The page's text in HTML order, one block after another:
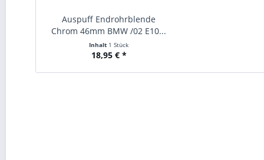
Auspuff Endrohrblende
Chrom 46mm BMW /02 E10...
Inhalt 1 Stück
18,95 € *